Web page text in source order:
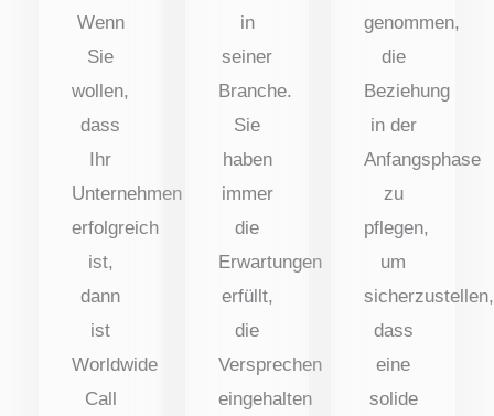
Wenn
Sie
wollen,
dass
Ihr
Unternehmen
erfolgreich
ist,
dann
ist
Worldwide
Call
in
seiner
Branche.
Sie
haben
immer
die
Erwartungen
erfüllt,
die
Versprechen
eingehalten
genommen,
die
Beziehung
in der
Anfangsphase
zu
pflegen,
um
sicherzustellen,
dass
eine
solide